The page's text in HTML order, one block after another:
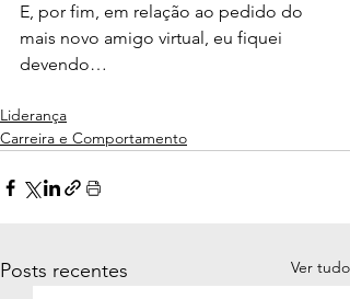
E, por fim, em relação ao pedido do
mais novo amigo virtual, eu fiquei
devendo…
Liderança
Carreira e Comportamento
Posts recentes Ver tudo